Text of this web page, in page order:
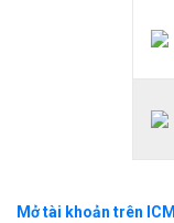
Mở tài khoản trên